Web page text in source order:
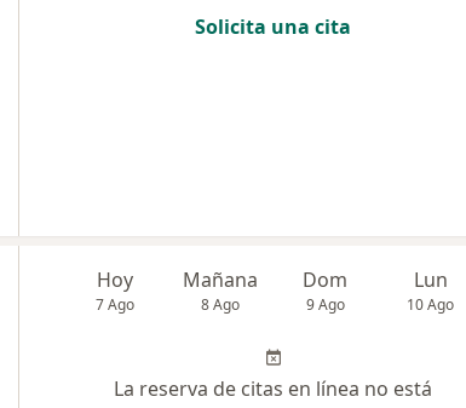
Solicita una cita
Hoy
7 Ago
Mañana
8 Ago
Dom
9 Ago
Lun
10 Ago
La reserva de citas en línea no está